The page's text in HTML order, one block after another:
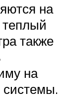
на
теплый
также
на
системы.